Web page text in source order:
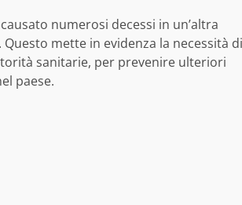
numerosi decessi in un’altra
. Questo mette in evidenza la necessità di
sanitarie, per prevenire ulteriori
paese.